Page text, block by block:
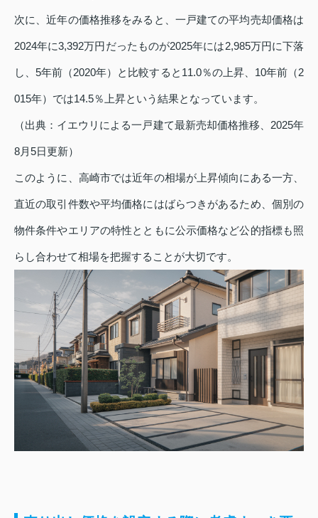
次に、近年の価格推移をみると、一戸建ての平均売却価格は
2024年に3,392万円だったものが2025年には2,985万円に下落
し、5年前（2020年）と比較すると11.0％の上昇、10年前（2
015年）では14.5％上昇という結果となっています。
（出典：イエウリによる一戸建て最新売却価格推移、2025年
8月5日更新）
このように、高崎市では近年の相場が上昇傾向にある一方、
直近の取引件数や平均価格にはばらつきがあるため、個別の
物件条件やエリアの特性とともに公示価格など公的指標も照
らし合わせて相場を把握することが大切です。